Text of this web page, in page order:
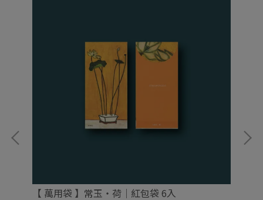
【 萬用袋 】常玉・荷｜紅包袋 6入